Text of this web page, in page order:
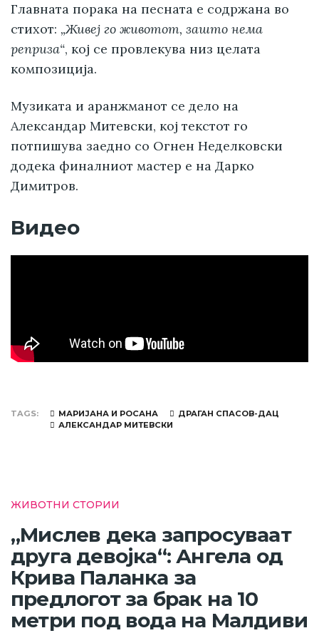
Главната порака на песната е содржана во
стихот: „Живеј го животот, зашто нема
реприза“, кој се провлекува низ целата
композиција.
Музиката и аранжманот се дело на
Александар Митевски, кој текстот го
потпишува заедно со Огнен Неделковски
додека финалниот мастер е на Дарко
Димитров.
Видео
TAGS МАРИЈАНА И РОСАНА
ДРАГАН СПАСОВ-ДАЦ
АЛЕКСАНДАР МИТЕВСКИ
ЖИВОТНИ СТОРИИ
„Мислев дека запросуваат
друга девојка“: Ангела од
Крива Паланка за
предлогот за брак на 10
метри под вода на Малдиви